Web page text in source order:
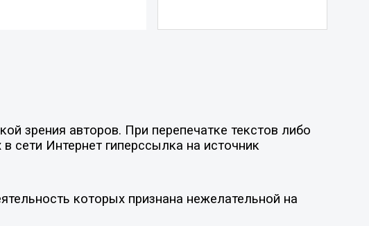
зрения авторов. При перепечатке текстов либо
сети Интернет гиперссылка на источник
которых признана нежелательной на